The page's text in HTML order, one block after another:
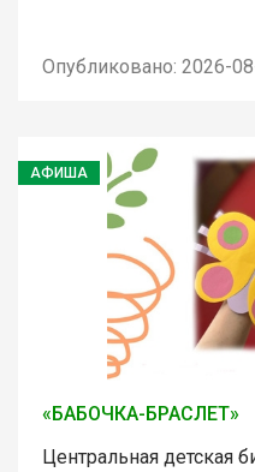
Опубликовано: 2026-
АФИША
«БАБОЧКА-БРАСЛЕТ»
Центральная детская